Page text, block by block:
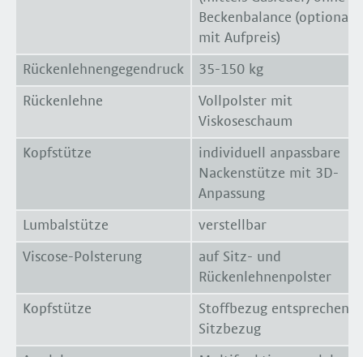
Beckenbalance (optional
mit Aufpreis)
Rückenlehnengegendruck 35-150 kg
Rückenlehne
Vollpolster mit
Viskoseschaum
Kopfstütze
individuell anpassbare
Nackenstütze mit 3D-
Anpassung
Lumbalstütze verstellbar
Viscose-Polsterung
auf Sitz- und
Rückenlehnenpolster
Kopfstütze
Stoffbezug entsprechend
Sitzbezug